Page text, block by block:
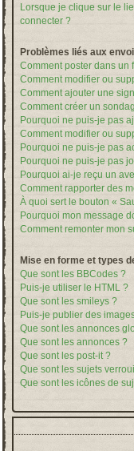
Lorsque je clique sur le
connecter ?
Problèmes liés aux
Comment poster dans un
Comment modifier ou
Comment ajouter une
Comment créer un
Pourquoi ne puis-je pas
Comment modifier ou
Pourquoi ne puis-je pas
Pourquoi ne puis-je pas
Pourquoi ai-je reçu un
Comment rapporter des
À quoi sert le bouton «
Pourquoi mon message
Comment remonter mon
Mise en forme et types
Que sont les BBCodes ?
Puis-je utiliser le HTML ?
Que sont les smileys ?
Puis-je publier des
Que sont les annonces
Que sont les annonces ?
Que sont les post-it ?
Que sont les sujets
Que sont les icônes de